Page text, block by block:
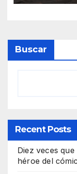
Buscar
Recent Posts
Diez veces que
héroe del cómic